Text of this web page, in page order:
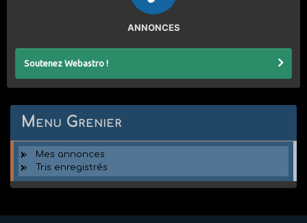
ANNONCES
Soutenez Webastro !
Menu Grenier
Mes annonces
Tris enregistrés